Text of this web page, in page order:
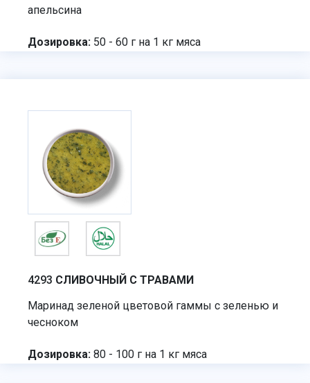
апельсина
Дозировка: 50 - 60 г на 1 кг мяса
4293 СЛИВОЧНЫЙ С ТРАВАМИ
Маринад зеленой цветовой гаммы с зеленью и
чесноком
Дозировка: 80 - 100 г на 1 кг мяса